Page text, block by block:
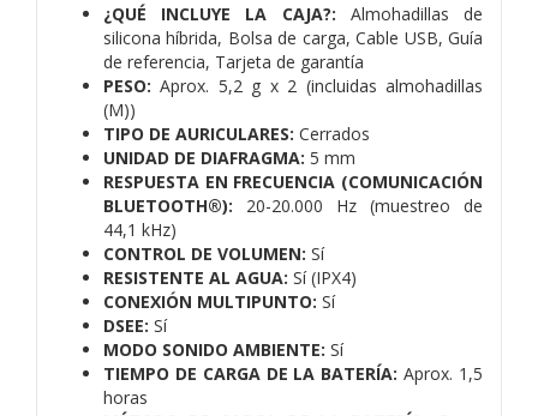
¿QUÉ INCLUYE LA CAJA?:
Almohadillas de
silicona híbrida, Bolsa de carga,Cable USB,Guía
de referencia, Tarjeta de garantía
PESO: Aprox. 5,2 g x 2 (incluidas almohadillas
(M))
TIPO DE AURICULARES: Cerrados
UNIDAD DE DIAFRAGMA: 5 mm
RESPUESTA EN FRECUENCIA (COMUNICACIÓN
BLUETOOTH®):
20-20.000 Hz (muestreo de
44,1 kHz)
CONTROL DE VOLUMEN: Sí
RESISTENTE AL AGUA: Sí (IPX4)
CONEXIÓN MULTIPUNTO: Sí
DSEE: Sí
MODO SONIDO AMBIENTE: Sí
TIEMPO DE CARGA DE LA BATERÍA: Aprox. 1,5
horas